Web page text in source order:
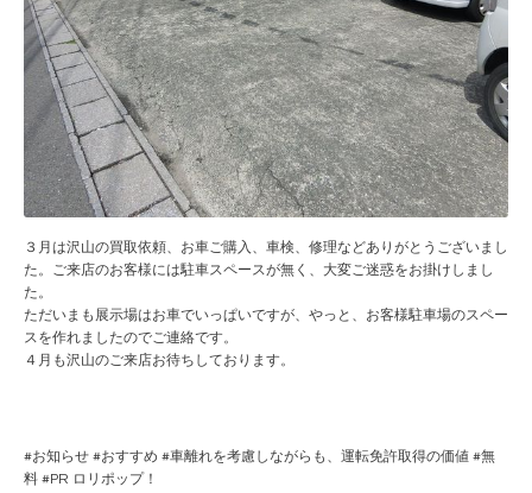
３月は沢山の買取依頼、お車ご購入、車検、修理などありがとうございまし
た。ご来店のお客様には駐車スペースが無く、大変ご迷惑をお掛けしまし
た。
ただいまも展示場はお車でいっぱいですが、やっと、お客様駐車場のスペー
スを作れましたのでご連絡です。
４月も沢山のご来店お待ちしております。
#お知らせ #おすすめ #車離れを考慮しながらも、運転免許取得の価値 #無
料 #PR ロリポップ！